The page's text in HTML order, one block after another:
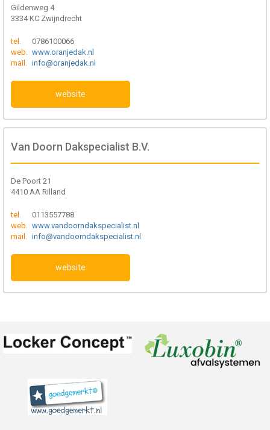
Gildenweg 4
3334 KC Zwijndrecht
tel.
0786100066
web. www.oranjedak.nl
mail. info@oranjedak.nl
website
Van Doorn Dakspecialist B.V.
De Poort 21
4410 AA Rilland
tel.
0113557788
web. www.vandoorndakspecialist.nl
mail. info@vandoorndakspecialist.nl
website